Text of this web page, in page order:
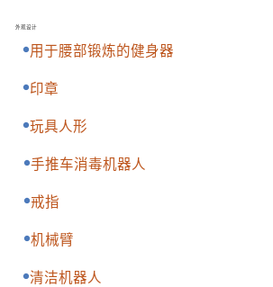
外观设计
用于腰部锻炼的健身器
印章
玩具人形
手推车消毒机器人
戒指
机械臂
清洁机器人